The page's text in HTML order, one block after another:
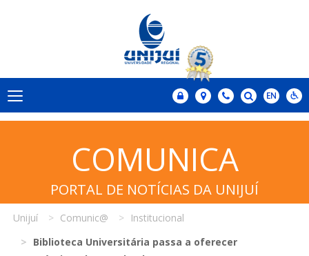
COMUNICA
PORTAL DE NOTÍCIAS DA UNIJUÍ
Unijuí Comunic@
Institucional
Biblioteca Universitária passa a oferecer